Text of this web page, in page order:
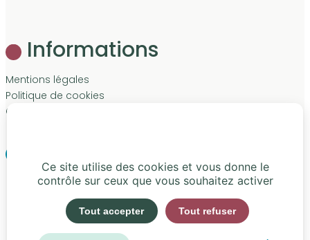
Informations
Mentions légales
Politique de cookies
Contact
LinkedIn
Ce site utilise des cookies et vous donne le
contrôle sur ceux que vous souhaitez activer
Tout accepter Tout refuser